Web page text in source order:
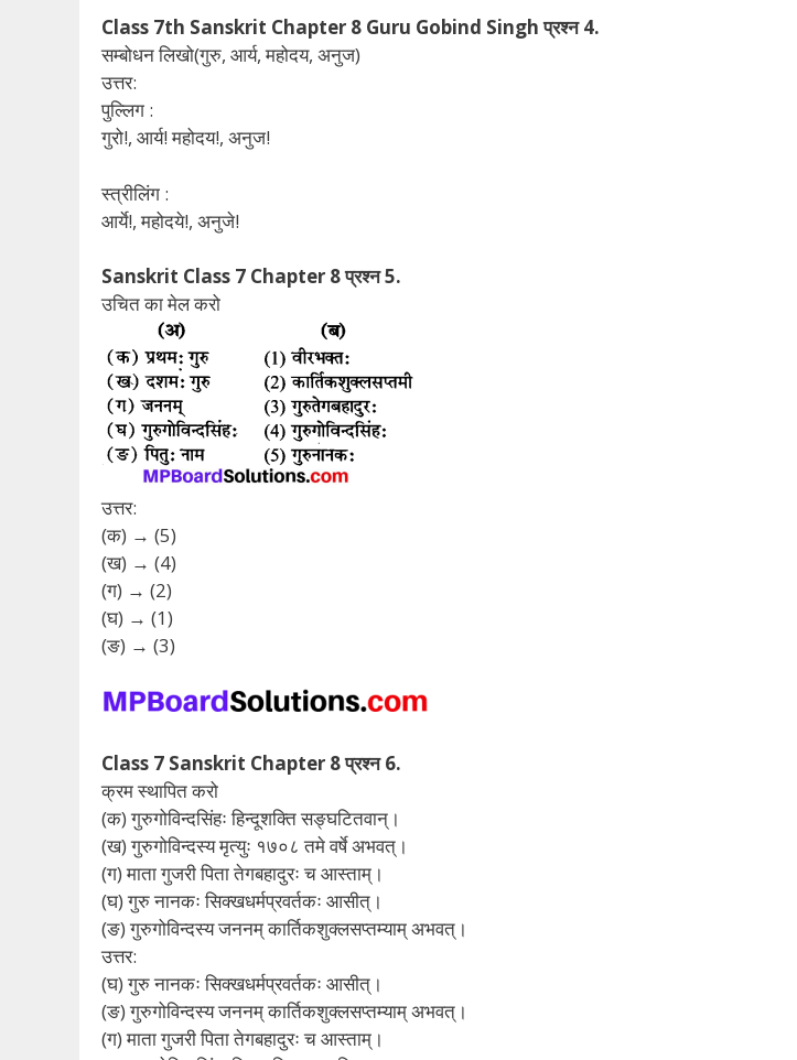
Class 7th Sanskrit Chapter 8 Guru Gobind Singh प्रश्न 4.
सम्बोधन लिखो(गुरु, आर्य, महोदय, अनुज)
उत्तर:
पुल्लिग :
गुरो!, आर्य! महोदय!, अनुज!
स्त्रीलिंग :
आर्ये!, महोदये!, अनुजे!
Sanskrit Class 7 Chapter 8 प्रश्न 5.
उचित का मेल करो
उत्तर:
(क) → (5)
(ख) → (4)
(ग) → (2)
(घ) → (1)
(ङ) → (3)
Class 7 Sanskrit Chapter 8 प्रश्न 6.
क्रम स्थापित करो
(क) गुरुगोविन्दसिंहः हिन्दूशक्ति सङ्घटितवान्।
(ख) गुरुगोविन्दस्य मृत्युः १७०८ तमे वर्षे अभवत्।
(ग) माता गुजरी पिता तेगबहादुरः च आस्ताम्।
(घ) गुरु नानकः सिक्खधर्मप्रवर्तकः आसीत्।
(ङ) गुरुगोविन्दस्य जननम् कार्तिकशुक्लसप्तम्याम् अभवत्।
उत्तर:
(घ) गुरु नानकः सिक्खधर्मप्रवर्तकः आसीत्।
(ङ) गुरुगोविन्दस्य जननम् कार्तिकशुक्लसप्तम्याम् अभवत्।
(ग) माता गुजरी पिता तेगबहादुरः च आस्ताम्।